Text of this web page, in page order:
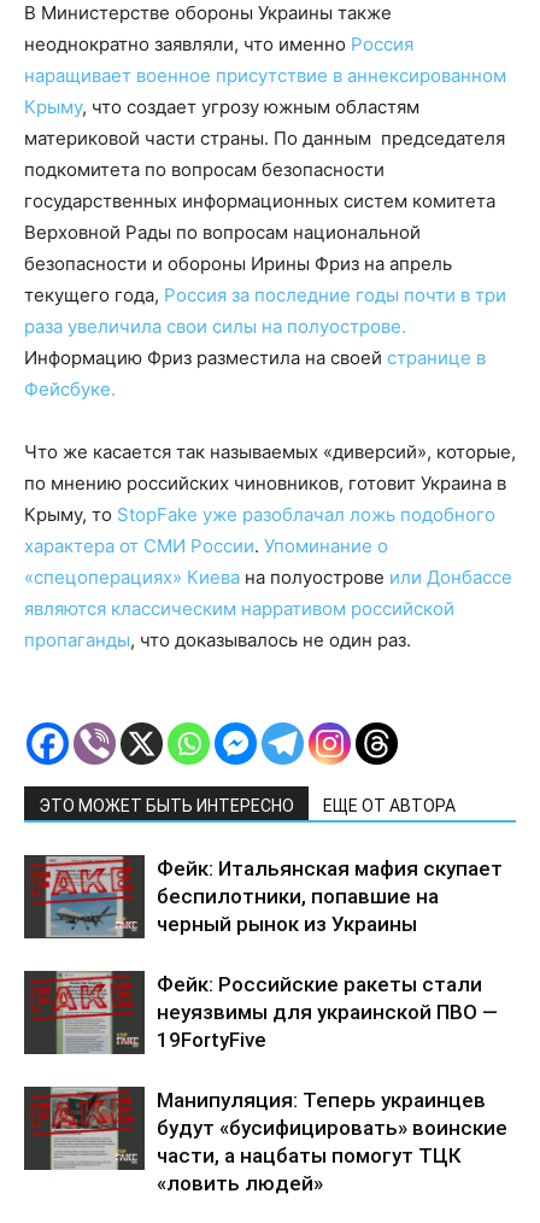
В Министерстве обороны Украины также
неоднократно заявляли, что именно Россия
наращивает военное присутствие в аннексированном
Крыму, что создает угрозу южным областям
материковой части страны. По данным председателя
подкомитета по вопросам безопасности
государственных информационных систем комитета
Верховной Рады по вопросам национальной
безопасности и обороны Ирины Фриз на апрель
текущего года, Россия за последние годы почти в три
раза увеличила свои силы на полуострове.
Информацию Фриз разместила на своей странице в
Фейсбуке.
Что же касается так называемых «диверсий», которые,
по мнению российских чиновников, готовит Украина в
Крыму, то StopFake уже разоблачал ложь подобного
характера от СМИ России. Упоминание о
«спецоперациях» Киева на полуострове или Донбассе
являются классическим нарративом российской
пропаганды, что доказывалось не один раз.
ЭТО МОЖЕТ БЫТЬ ИНТЕРЕСНО ЕЩЕ ОТ АВТОРА
Фейк: Итальянская мафия скупает
беспилотники, попавшие на
черный рынок из Украины
Фейк: Российские ракеты стали
неуязвимы для украинской ПВО —
19FortyFive
Манипуляция: Теперь украинцев
будут «бусифицировать» воинские
части, а нацбаты помогут ТЦК
«ловить людей»